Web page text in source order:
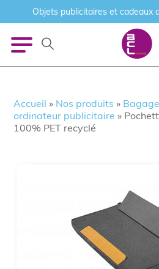
Objets publicitaires et cadeaux
Accueil » Nos produits »
ordinateur publicitaire »
100% PET recyclé